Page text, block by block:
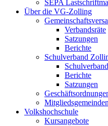
SEPA
Über die VG-Zolling
Verbandsräte
Satzungen
Berichte
Schulverband
Berichte
Satzungen
Volkshochschule
Kursangebote